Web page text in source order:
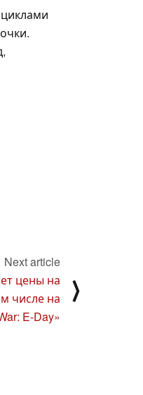
Next article
цены на
числе на
E-Day»
⟩